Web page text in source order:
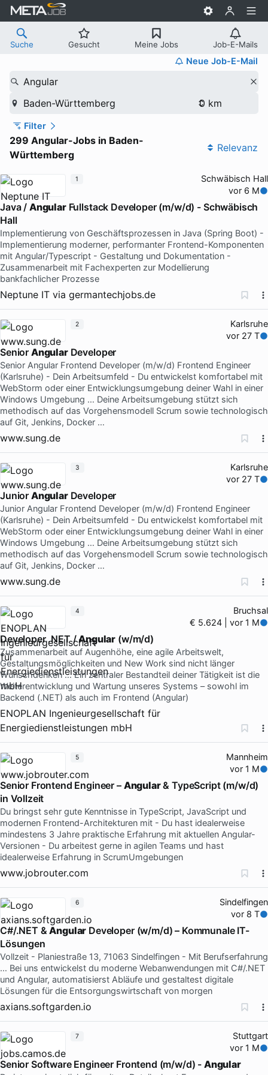
Suche Gesucht Meine Jobs Job-E-Mails
Neue Job-E-Mail
Angular
Baden-Württemberg
Filter
299 Angular-Jobs in Baden-
Württemberg
Relevanz
Schwäbisch Hall
vor 6 M
Java / AngularFullstack Developer (m/w/d) - Schwäbisch
Hall
Implementierung von Geschäftsprozessen in Java (Spring Boot) -
Implementierung moderner, performanter Frontend-Komponenten
mit Angular/Typescript - Gestaltung und Dokumentation -
Zusammenarbeit mit Fachexperten zur Modellierung
bankfachlicher Prozesse
Neptune IT via germantechjobs.de
1
Karlsruhe
vor 27 T
Senior AngularDeveloper
Senior Angular Frontend Developer (m/w/d) Frontend Engineer
(Karlsruhe) - Dein Arbeitsumfeld - Du entwickelst komfortabel mit
WebStorm oder einer Entwicklungsumgebung deiner Wahl in einer
Windows Umgebung … Deine Arbeitsumgebung stützt sich
methodisch auf das Vorgehensmodell Scrum sowie technologisch
auf Git, Jenkins, Docker …
www.sung.de
2
Karlsruhe
vor 27 T
Junior AngularDeveloper
Junior Angular Frontend Developer (m/w/d) Frontend Engineer
(Karlsruhe) - Dein Arbeitsumfeld - Du entwickelst komfortabel mit
WebStorm oder einer Entwicklungsumgebung deiner Wahl in einer
Windows Umgebung … Deine Arbeitsumgebung stützt sich
methodisch auf das Vorgehensmodell Scrum sowie technologisch
auf Git, Jenkins, Docker …
www.sung.de
3
Bruchsal
€ 5.624 | vor 1 M
Developer .NET /Angular (w/m/d)
Zusammenarbeit auf Augenhöhe, eine agile Arbeitswelt,
Gestaltungsmöglichkeiten und New Work sind nicht länger
Wunschdenken … Ein zentraler Bestandteil deiner Tätigkeit ist die
Weiterentwicklung und Wartung unseres Systems – sowohl im
Backend (.NET) als auch im Frontend (Angular)
ENOPLAN Ingenieurgesellschaft für
Energiedienstleistungen mbH
4
Mannheim
vor 1 M
Senior Frontend Engineer – Angular& TypeScript (m/w/d)
in Vollzeit
Du bringst sehr gute Kenntnisse in TypeScript, JavaScript und
modernen Frontend-Architekturen mit - Du hast idealerweise
mindestens 3 Jahre praktische Erfahrung mit aktuellen Angular-
Versionen - Du arbeitest gerne in agilen Teams und hast
idealerweise Erfahrung in ScrumUmgebungen
www.jobrouter.com
5
Sindelfingen
vor 8 T
C#/.NET &Angular Developer (w/m/d) – Kommunale IT-
Lösungen
Vollzeit - Planiestraße 13, 71063 Sindelfingen - Mit Berufserfahrung
… Bei uns entwickelst du moderne Webanwendungen mit C#/.NET
und Angular, automatisierst Abläufe und gestaltest digitale
Lösungen für die Entsorgungswirtschaft von morgen
axians.softgarden.io
6
Stuttgart
vor 1 M
Senior Software Engineer Frontend (m/w/d) - Angular
7